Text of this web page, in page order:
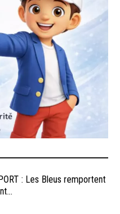
: Les Bleus remportent